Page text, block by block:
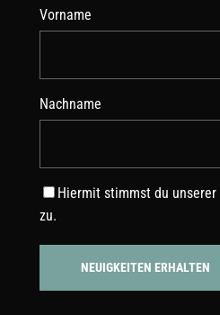
Vorname
Nachname
Hiermit stimmst du unserer
zu.